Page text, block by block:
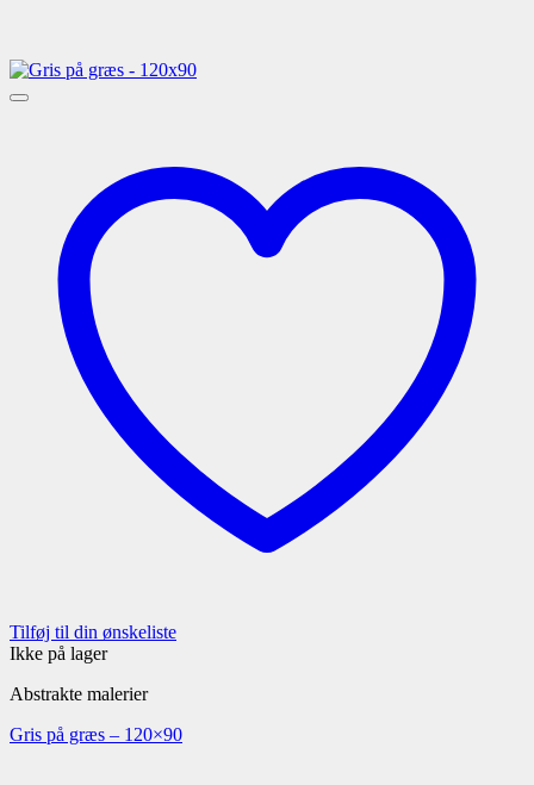
Tilføj til din ønskeliste
Ikke på lager
Abstrakte malerier
Gris på græs – 120×90